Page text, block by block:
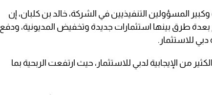
المسؤولين التنفيذيين في الشركة، خالد بن كلبان، إن
بعدة طرق بينها استثمارات جديدة وتخفيض المديونية، ودفع
للاستثمار.
من الإيجابية لدبي للاستثمار، حيث ارتفعت الربحية بما